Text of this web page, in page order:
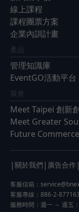
線上課程
課程團票方案
企業內訓計畫
產品
管理知識庫
EventGO活動平台
展會
Meet Taipei 創新
Meet Greater
Future
| 關於我們 | 廣告合作 |
客服信箱：
客服專線：886-2-
服務時間：週一 ～ 週五